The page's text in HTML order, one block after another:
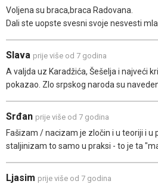
Voljena su braca,braca Radovana.
Dali ste uopste svesni svoje nesvesti
Slava prije više od 7 godina
A valjda uz Karadžića, Šešelja i najveći
pokazao. Zlo srpskog naroda su
Srđan prije više od 7 godina
Fašizam / nacizam je zločin i u teoriji i u
staljinizam to samo u praksi - to je ta
Ljasim prije više od 7 godina